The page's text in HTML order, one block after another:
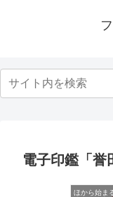
電子印鑑「誉
ほから始ま